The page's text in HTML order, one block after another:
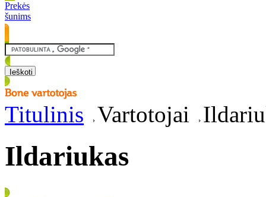
Prekės
šunims
Titulinis Vartotojai
Ildariukas